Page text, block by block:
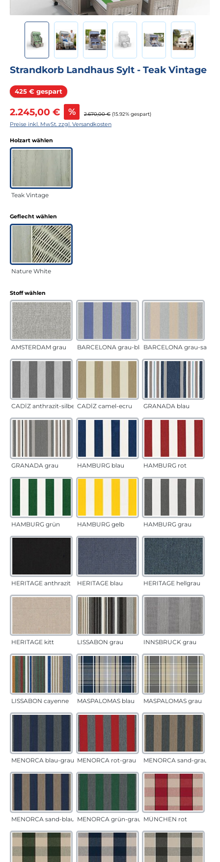
Strandkorb Landhaus Sylt - Teak Vintage
425 € gespart Rabatt
Verkaufspreis:
2.245,00 € % Regulärer Preis:
2.670,00 € (15.92% gespart)
Preise inkl. MwSt. zzgl. Versandkosten
Holzart wählen
Teak Vintage
Geflecht wählen
Nature White
Stoff wählen
AMSTERDAM grau BARCELONA grau-blauBARCELONA grau-sand
CADÍZ anthrazit-silber CADÍZ camel-ecru GRANADA blau
GRANADA grau HAMBURG blau HAMBURG rot
HAMBURG grün HAMBURG gelb HAMBURG grau
HERITAGE anthrazit HERITAGE blau HERITAGE hellgrau
HERITAGE kitt LISSABON grau INNSBRUCK grau
LISSABON cayenne MASPALOMAS blau MASPALOMAS grau
MENORCA blau-grau MENORCA rot-grau MENORCA sand-grau
MENORCA sand-blau MENORCA grün-grau MÜNCHEN rot